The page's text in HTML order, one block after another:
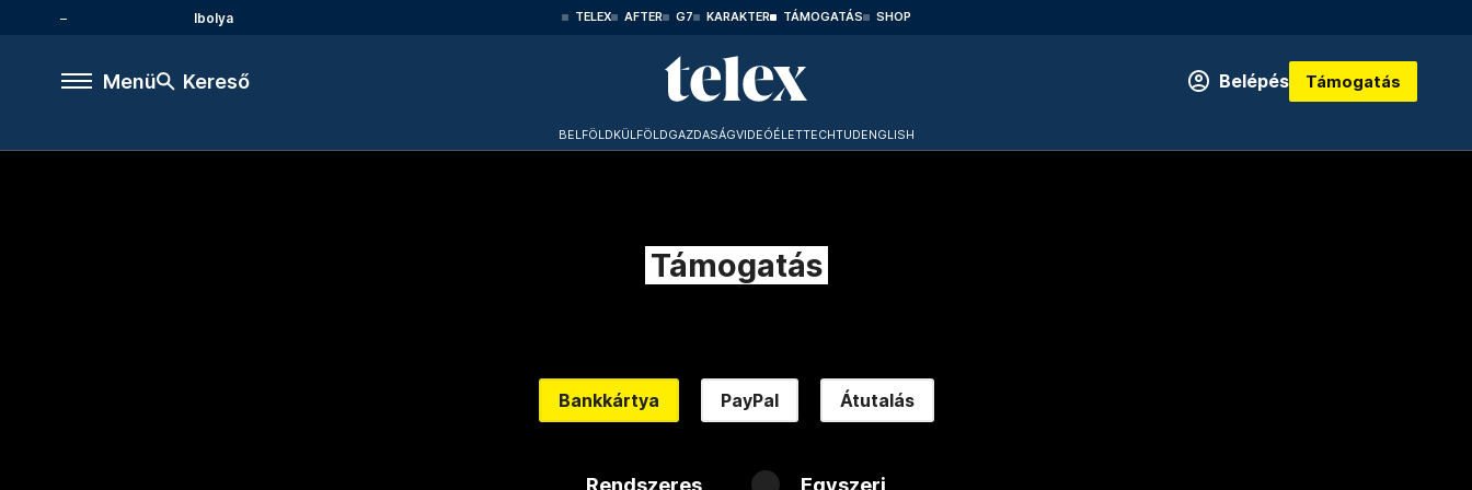
Ibolya TELEX AFTER G7 KARAKTER TÁMOGATÁS SHOP
Menü Kereső Belépés Támogatás
BELFÖLDKÜLFÖLDGAZDASÁGVIDEÓÉLETTECHTUDENGLISH
Támogatás
Bankkártya PayPal Átutalás
Rendszeres Egyszeri